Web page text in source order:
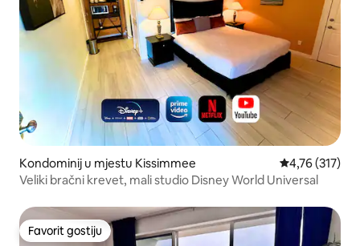
Kondominij u mjestu Kissimmee Prosječna
4,76 (317)
Veliki bračni krevet, mali studio Disney World Universal
Favorit gostiju
Favorit gostiju